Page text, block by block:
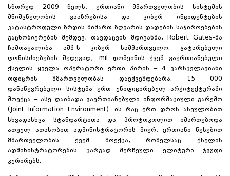
სწორედ 2009 წელს, ერთიანი მმართველობის სისტემის
მნიშვნელობის გააზრებისა და კიბერ ინციდენტების
კატასტროფული ზრდის მიმართ ზღვარის დადების საჭიროებების
გაცნობიერების შემდეგ, თავდაცვის მდივანმა, Robert Gates-მა
ჩამოაყალიბა აშშ-ს კიბერ სამმართველო. გატარებული
ღონისძიებების შედეგად, .mil დომეინის ქვეშ გაერთიანებული
ქსელის ყველა ოპერატორი ერთი პირის – 4 ვარსკვლავიანი
ოფიცრის მმართველობას დაექვემდებარა. 15 000
დანაწევრებული სისტემა ერთ უნიფიცირებულ არქიტექტურაში
მოექცა – ასე დაიბადა გაერთიანებული ინფორმაციული გარემო
(Joint Information Environment). ის რაც ერთ დროს ასეულობით
სხვადასხვა სტანდარტითა და პროტოკოლით იმართებოდა
ათეულ ათასობით ადმინისტრატორის მიერ, ერთიანი წესებით
მმართველობის ქვეშ მოექცა, რომელსაც ქსელის
ადმინისტრატორების კარგად შერჩეული ელიტური ჯგუფი
კურირებს.